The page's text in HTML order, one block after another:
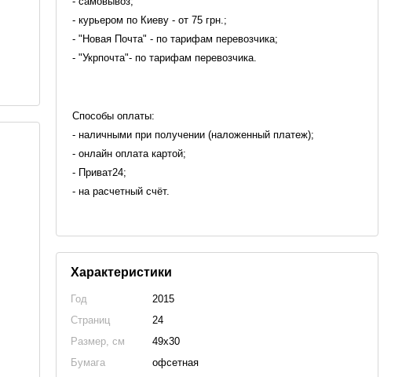
- курьером по Киеву - от 75 грн.;
- "Новая Почта" - по тарифам перевозчика;
- "Укрпочта"- по тарифам перевозчика.
Способы оплаты:
- наличными при получении (наложенный платеж);
- онлайн оплата картой;
- Приват24;
- на расчетный счёт.
Характеристики
Год
2015
Страниц
24
Размер, см
49х30
Бумага
офсетная